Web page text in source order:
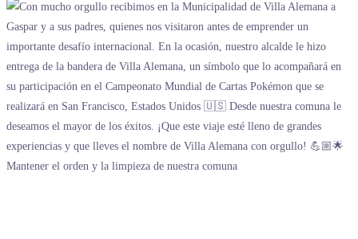
Mantener el orden y la limpieza de nuestra comuna